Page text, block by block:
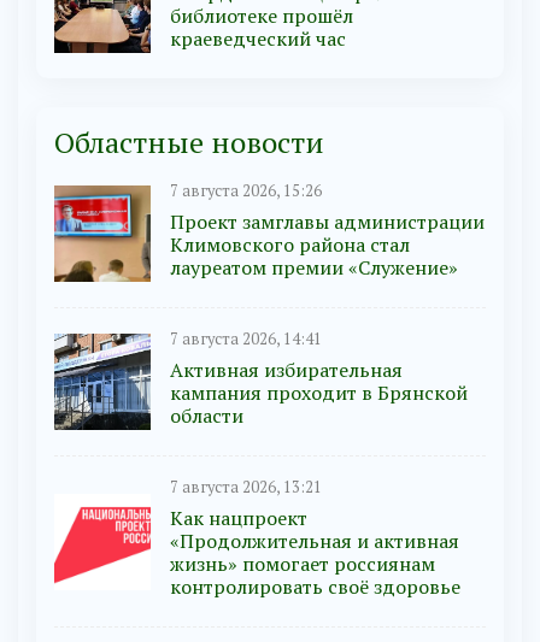
библиотеке прошёл
краеведческий час
Областные новости
7 августа 2026, 15:26
Проект замглавы администрации
Климовского района стал
лауреатом премии «Служение»
7 августа 2026, 14:41
Активная избирательная
кампания проходит в Брянской
области
7 августа 2026, 13:21
Как нацпроект
«Продолжительная и активная
жизнь» помогает россиянам
контролировать своё здоровье